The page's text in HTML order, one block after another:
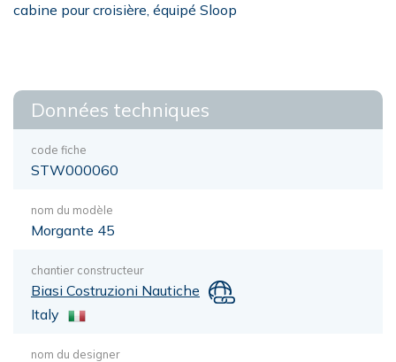
cabine pour croisière, équipé Sloop
Données techniques
code fiche
STW000060
nom du modèle
Morgante 45
chantier constructeur
Biasi Costruzioni Nautiche
Italy
nom du designer